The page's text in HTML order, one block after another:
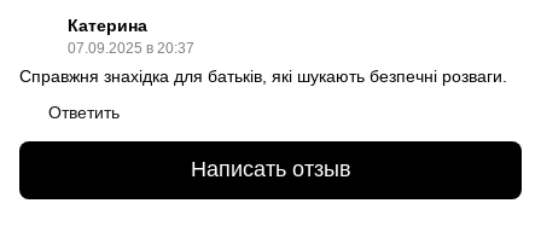
Катерина
07.09.2025 в 20:37
Справжня знахідка для батьків, які шукають безпечні розваги.
Ответить
Написать отзыв